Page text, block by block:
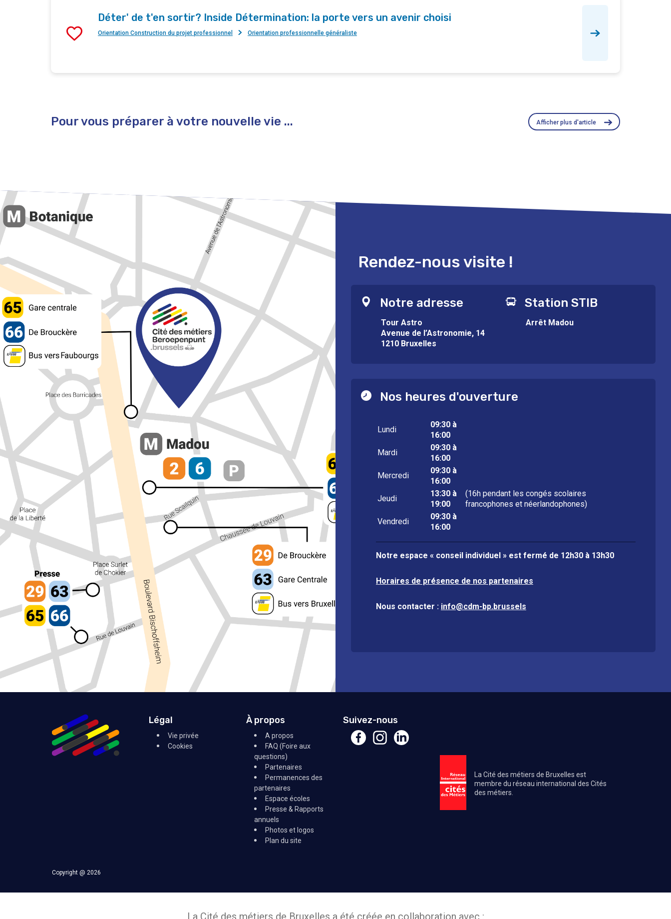
Déter' de t'en sortir? Inside Détermination: la porte vers un avenir choisi
Orientation Construction du projet professionnel Orientation professionnelle généraliste
Pour vous préparer à votre nouvelle vie ... Afficher plus d'article
Rendez-nous visite !
Notre adresse
Tour Astro
Avenue de l’Astronomie, 14
1210 Bruxelles
Station STIB
Arrêt Madou
Nos heures d'ouverture
Lundi
09:30 à
16:00
Mardi
09:30 à
16:00
Mercredi
09:30 à
16:00
Jeudi
13:30 à
19:00
(16h pendant les congés scolaires
francophones et néerlandophones)
Vendredi
09:30 à
16:00
Notre espace « conseil individuel » est fermé de 12h30 à 13h30
Horaires de présence de nos partenaires
Nous contacter : info@cdm-bp.brussels
Légal
Vie privée
Cookies
À propos
A propos
FAQ (Foire aux
questions)
Partenaires
Permanences des
partenaires
Espace écoles
Presse & Rapports
annuels
Photos et logos
Plan du site
Suivez-nous
La Cité des métiers de Bruxelles est
membre du réseau international des Cités
des métiers.
Copyright @ 2026
La Cité des métiers de Bruxelles a été créée en collaboration avec :